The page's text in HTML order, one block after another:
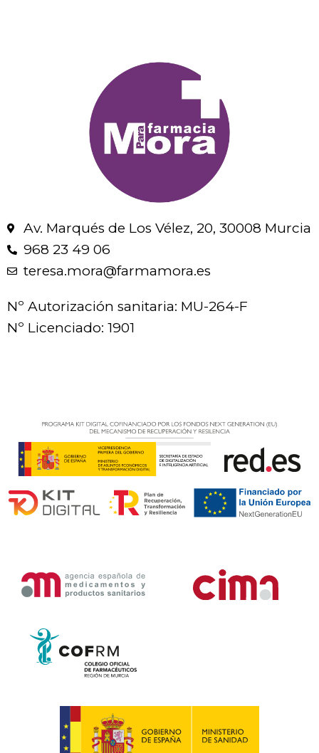
Av. Marqués de Los Vélez, 20, 30008 Murcia
968 23 49 06
teresa.mora@farmamora.es
Nº Autorización sanitaria: MU-264-F
Nº Licenciado: 1901